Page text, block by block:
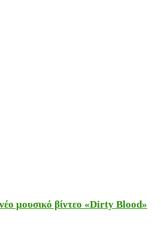
μουσικό βίντεο «Dirty Blood»